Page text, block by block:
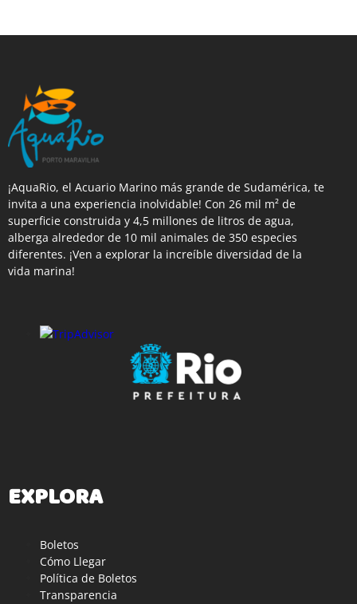
¡AquaRio, el Acuario Marino más grande de Sudamérica, te
invita a una experiencia inolvidable! Con 26 mil m² de
superficie construida y 4,5 millones de litros de agua,
alberga alrededor de 10 mil animales de 350 especies
diferentes. ¡Ven a explorar la increíble diversidad de la
vida marina!
EXPLORA
Boletos
Cómo Llegar
Política de Boletos
Transparencia